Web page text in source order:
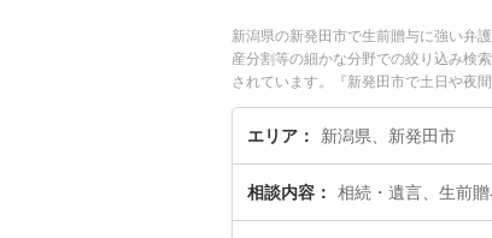
新潟県の新発田市で生前贈与に強い弁
産分割等の細かな分野での絞り込み検
されています。『新発田市で土日や夜
回相談無料で生前贈与を法律相談でき
エリア 新潟県、新発田市
相談内容 相続・遺言、生前